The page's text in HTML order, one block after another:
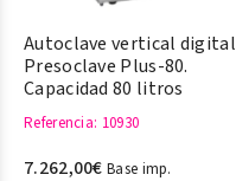
Autoclave vertical digital
Presoclave Plus-80.
Capacidad 80 litros
Referencia: 10930
7.262,00€ Base imp.